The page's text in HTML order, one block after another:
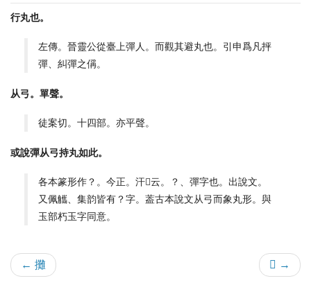
行丸也。
左傳。晉靈公從臺上彈人。而觀其避丸也。引申爲凡抨
彈、糾彈之偁。
从弓。單聲。
徒案切。十四部。亦平聲。
或說彈从弓持丸如此。
各本篆形作？。今正。汗𥳑云。？、彈字也。出說文。
又佩觿、集韵皆有？字。葢古本說文从弓而象丸形。與
玉部朽玉字同意。
← 攤 𦃖 →